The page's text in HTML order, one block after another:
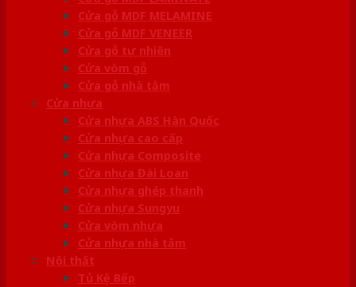
Cửa gỗ MDF MELAMINE
Cửa gỗ MDF VENEER
Cửa gỗ tự nhiên
Cửa vòm gỗ
Cửa gỗ nhà tắm
Cửa nhựa
Cửa nhựa ABS Hàn Quốc
Cửa nhựa cao cấp
Cửa nhựa Composite
Cửa nhựa Đài Loan
Cửa nhựa ghép thanh
Cửa nhựa Sungyu
Cửa vòm nhựa
Cửa nhựa nhà tắm
Nội thất
Tủ Kệ Bếp